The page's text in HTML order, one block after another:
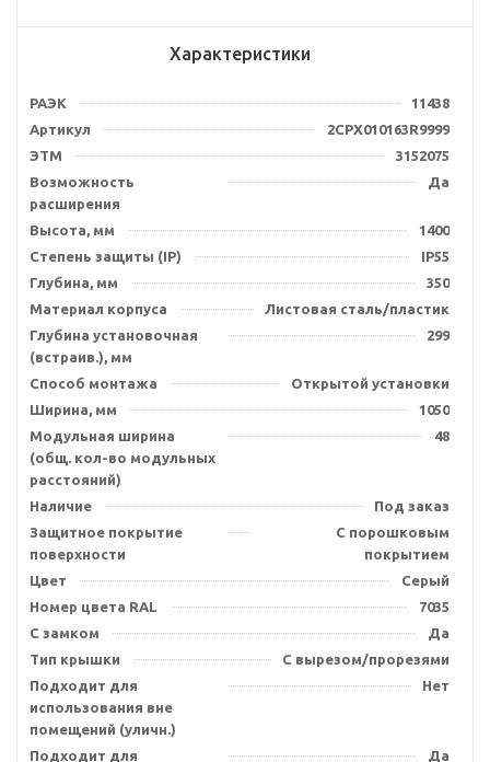
Характеристики
РАЭК
11438
Артикул
2CPX010163R9999
ЭТМ
3152075
Возможность
расширения
Да
Высота, мм
1400
Степень защиты (IP)
IP55
Глубина, мм
350
Материал корпуса
Листовая сталь/пластик
Глубина установочная
(встраив.), мм
299
Способ монтажа
Открытой установки
Ширина, мм
1050
Модульная ширина
(общ. кол-во модульных
расстояний)
48
Наличие
Под заказ
Защитное покрытие
поверхности
С порошковым
покрытием
Цвет
Серый
Номер цвета RAL
7035
С замком
Да
Тип крышки
С вырезом/прорезями
Подходит для
использования вне
помещений (уличн.)
Нет
Подходит для
Да